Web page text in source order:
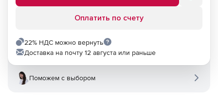
Оплатить по счету
22% НДС можно вернуть
Доставка на почту 12 августа или раньше
Поможем с выбором